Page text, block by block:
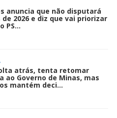
anuncia que não disputará
de 2026 e diz que vai priorizar
PS...
atrás, tenta retomar
ao Governo de Minas, mas
mantém deci...